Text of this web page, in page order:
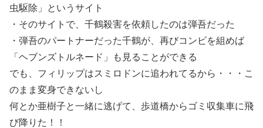
虫駆除」というサイト
・そのサイトで、千鶴殺害を依頼したのは弾吾だった
・弾吾のパートナーだった千鶴が、再びコンビを組めば
「ヘブンズトルネード」も見ることができる
でも、フィリップはスミロドンに追われてるから・・・こ
のまま変身できないし
何とか亜樹子と一緒に逃げて、歩道橋からゴミ収集車に飛
び降りた！！